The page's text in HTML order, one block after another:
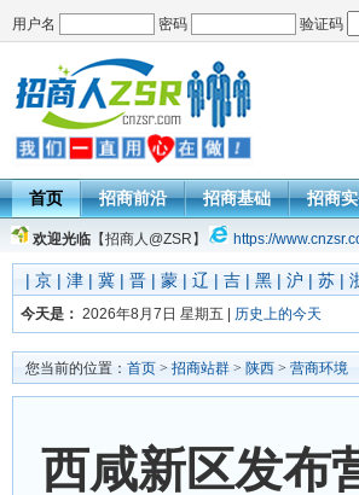
用户名 密码 验证码
首页 招商前沿 招商基础 招商
欢迎光临 【招商人@ZSR】 https://
| 京 | 津 | 冀 | 晋 | 蒙 | 辽 | 吉 | 黑 | 沪 | 苏 |
今天是： 2026年8月7日 星期五 | 历史上的今天
您当前的位置： 首页 > 招商站群 > 陕西 > 营商环境
西咸新区发布